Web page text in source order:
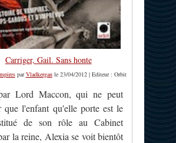
Carriger, Gail. Sans honte
parVladkerganle 23/04/2012 | Editeur : Orbit
Lord Maccon, qui ne peut
que l'enfant qu'elle porte est le
de son rôle au Cabinet
la reine, Alexia se voit bientôt